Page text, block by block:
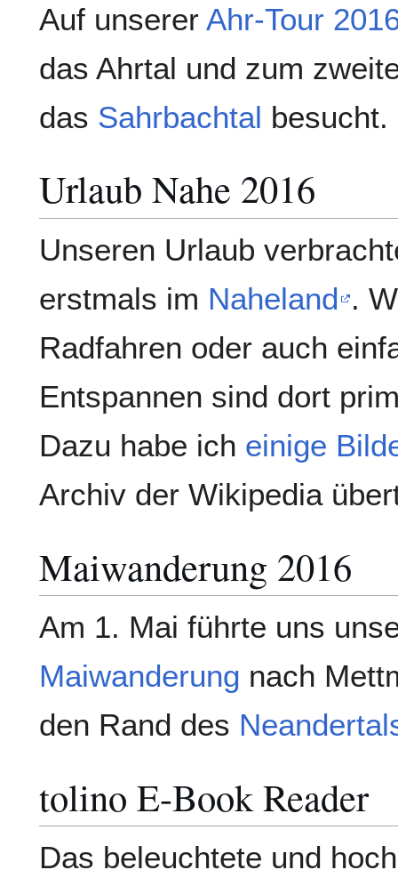
Auf unserer Ahr-Tour
das Ahrtal und zum
das Sahrbachtal besucht.
Urlaub Nahe 2016
Unseren Urlaub
erstmals im Naheland .
Radfahren oder auch
Entspannen sind dort
Dazu habe ich einige
Archiv der Wikipedia
Maiwanderung 2016
Am 1. Mai führte uns
Maiwanderung nach
den Rand des
tolino E-Book Reader
Das beleuchtete und